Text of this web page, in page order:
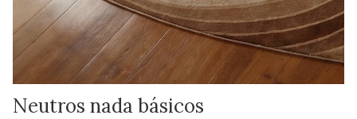
Neutros nada básicos